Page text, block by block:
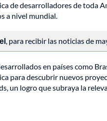
de desarrolladores de toda
a nivel mundial.
, para recibir las noticias de
en países como
para descubrir nuevos
un logro que subraya la